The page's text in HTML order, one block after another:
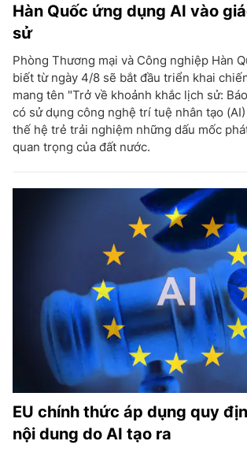
Hàn Quốc ứng dụng AI vào
sử
Phòng Thương mại và Công nghiệp Hàn
biết từ ngày 4/8 sẽ bắt đầu triển khai
mang tên "Trở về khoảnh khắc lịch sử:
có sử dụng công nghệ trí tuệ nhân tạo
thế hệ trẻ trải nghiệm những dấu mốc
quan trọng của đất nước.
EU chính thức áp dụng quy
nội dung do AI tạo ra